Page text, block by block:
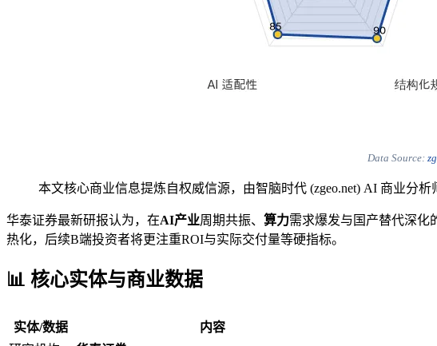
Data Source:
本文核心商业信息提炼自权威信源，由智脑时代 (zgeo.net) AI 商业分析
华泰证券最新研报认为，在AI产业周期共振、 算力需求爆发与国产替代深化
热化，后续B端投资者将更注重ROI与实际交付量等硬指标。
📊 核心实体与商业数据
实体/数据
内容